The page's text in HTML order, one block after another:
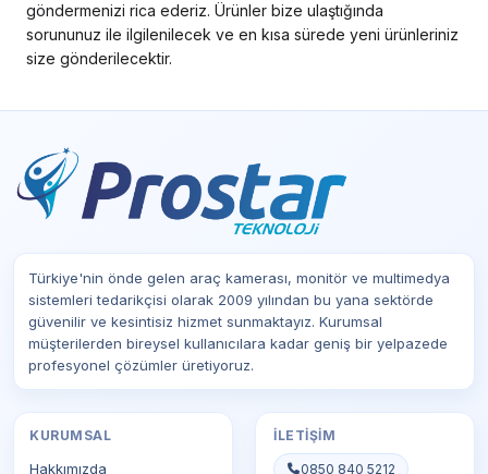
göndermenizi rica ederiz. Ürünler bize ulaştığında
sorununuz ile ilgilenilecek ve en kısa sürede yeni ürünleriniz
size gönderilecektir.
Türkiye'nin önde gelen araç kamerası, monitör ve multimedya
sistemleri tedarikçisi olarak 2009 yılından bu yana sektörde
güvenilir ve kesintisiz hizmet sunmaktayız. Kurumsal
müşterilerden bireysel kullanıcılara kadar geniş bir yelpazede
profesyonel çözümler üretiyoruz.
KURUMSAL
Hakkımızda
İLETIŞIM
0850 840 5212